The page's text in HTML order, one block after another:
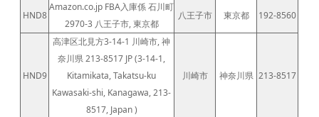
HND8
Amazon.co.jp FBA入庫係 石川町
2970-3 八王子市, 東京都
八王子市 東京都 192-8560
HND9
高津区北見方3-14-1 川崎市, 神
奈川県 213-8517 JP (3-14-1,
Kitamikata, Takatsu-ku
Kawasaki-shi, Kanagawa, 213-
8517, Japan )
川崎市 神奈川県 213-8517